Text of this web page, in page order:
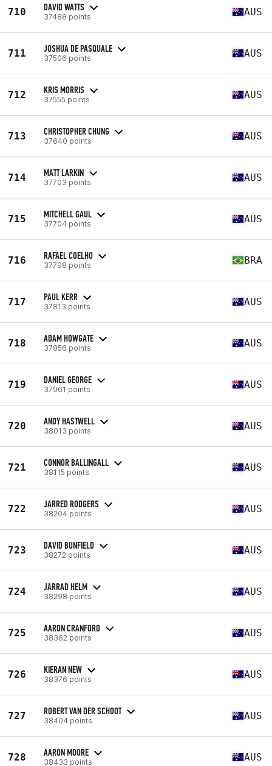
710 DAVID WATTS
37488 points AUS
711 JOSHUA DE PASQUALE
37506 points AUS
712 KRIS MORRIS
37555 points AUS
713 CHRISTOPHER CHUNG
37640 points AUS
714 MATT LARKIN
37703 points AUS
715 MITCHELL GAUL
37704 points AUS
716 RAFAEL COELHO
37798 points BRA
717 PAUL KERR
37813 points AUS
718 ADAM HOWGATE
37856 points AUS
719 DANIEL GEORGE
37961 points AUS
720 ANDY HASTWELL
38013 points AUS
721 CONNOR BALLINGALL
38115 points AUS
722 JARRED RODGERS
38204 points AUS
723 DAVID BUNFIELD
38272 points AUS
724 JARRAD HELM
38298 points AUS
725 AARON CRANFORD
38362 points AUS
726 KIERAN NEW
38376 points AUS
727 ROBERT VAN DER SCHOOT
38404 points AUS
728 AARON MOORE
38433 points AUS